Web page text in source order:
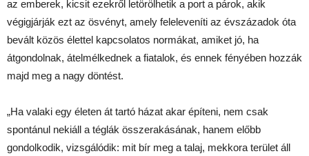
az emberek, kicsit ezekről letörölhetik a port a párok, akik
végigjárják ezt az ösvényt, amely feleleveníti az évszázadok óta
bevált közös élettel kapcsolatos normákat, amiket jó, ha
átgondolnak, átelmélkednek a fiatalok, és ennek fényében hozzák
majd meg a nagy döntést.
„Ha valaki egy életen át tartó házat akar építeni, nem csak
spontánul nekiáll a téglák összerakásának, hanem előbb
gondolkodik, vizsgálódik: mit bír meg a talaj, mekkora terület áll